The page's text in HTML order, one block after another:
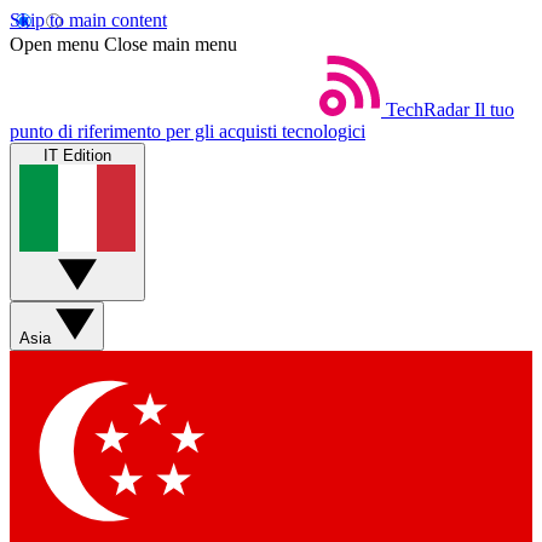
Skip to main content
Open menu Close main menu
TechRadar Il tuo
punto di riferimento per gli acquisti tecnologici
IT Edition
Asia